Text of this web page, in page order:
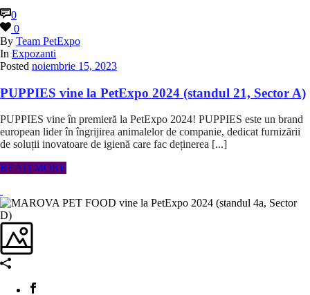
0
0
By Team PetExpo
In Expozanti
Posted noiembrie 15, 2023
PUPPIES vine la PetExpo 2024 (standul 21, Sector A)
PUPPIES vine în premieră la PetExpo 2024! PUPPIES este un brand
european lider în îngrijirea animalelor de companie, dedicat furnizării
de soluții inovatoare de igienă care fac deținerea [...]
READ MORE